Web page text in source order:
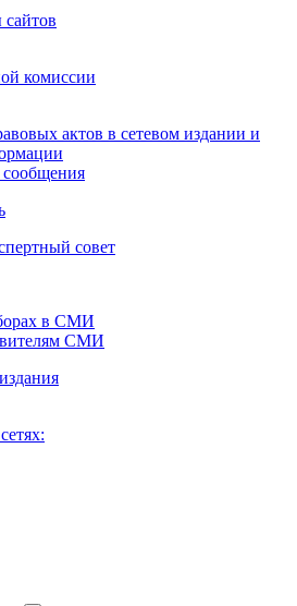
комиссии
актов в сетевом издании и
совет
в СМИ
СМИ